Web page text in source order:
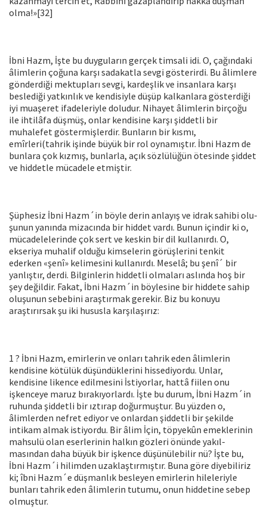
olma!»[32]
İbni Hazm, İşte bu duyguların gerçek timsali idi. O, çağındaki
âlimlerin çoğuna karşı sadakatla sevgi gösterirdi. Bu âlimlere
gön­derdiği mektupları sevgi, kardeşlik ve insanlara karşı
beslediği ya­tkınlık ve kendisiyle düşüp kalkanlara gösterdiği
iyi muaşeret ifade­leriyle doludur. Nihayet âlimlerin birçoğu
ile ihtilâfa düşmüş, onlar kendisine karşı şiddetli bir
muhalefet göstermişlerdir. Bunların bir kısmı,
emîrleri(tahrik işinde büyük bir rol oynamıştır. İbni Hazm de
bunlara çok kızmış, bunlarla, açık sözlülüğün ötesinde şiddet
ve hiddetle mücadele etmiştir.
Şüphesiz İbni Hazm´in böyle derin anlayış ve idrak sahibi olu­
şunun yanında mizacında bir hiddet vardı. Bunun içindir ki o,
mü­cadelelerinde çok sert ve keskin bir dil kullanırdı. O,
ekseriya mu­halif olduğu kimselerin görüşlerini tenkit
ederken «şenî» kelimesi­ni kullanırdı. Meselâ; bu şenî´ bir
yanlıştır, derdi. Bilginlerin hiddet­li olmaları aslında hoş bir
şey değildir. Fakat, İbni Hazm´in böylesi­ne bir hiddete sahip
oluşunun sebebini araştırmak gerekir. Biz bu konuyu
araştırırsak şu iki hususla karşılaşırız:
1 ? İbni Hazm, emirlerin ve onları tahrik eden âlimlerin
kendisine kötülük düşündüklerini hissediyordu. Unlar,
kendisine liken­ce edilmesini İstiyorlar, hattâ fiilen onu
işkenceye maruz bırakıyor­lardı. İşte bu durum, İbni Hazm´in
ruhunda şiddetli bir ıztırap do­ğurmuştur. Bu yüzden o,
âlimlerden nefret ediyor ve onlardan şid­detli bir şekilde
intikam almak istiyordu. Bir âlim İçin, töpyekûn emeklerinin
mahsulü olan eserlerinin halkın gözleri önünde yakıl­
masından daha büyük bir işkence düşünülebilir nü? İşte bu,
İbni Hazm´i hilimden uzaklaştırmıştır. Buna göre diyebiliriz
ki; îbni Hazm´e düşmanlık besleyen emirlerin hileleriyle
bunları tahrik eden âlimlerin tutumu, onun hiddetine sebep
olmuştur.